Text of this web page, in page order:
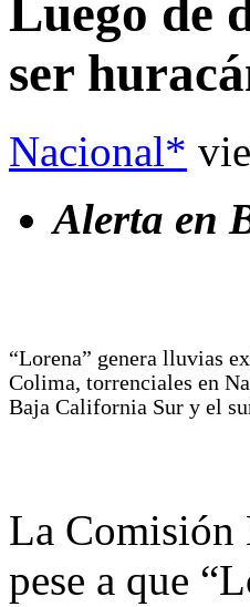
Luego de
ser
Nacional*
Alerta en
“Lorena” genera lluvias
Colima, torrenciales en
Baja California Sur y el
La Comisión
pese a que